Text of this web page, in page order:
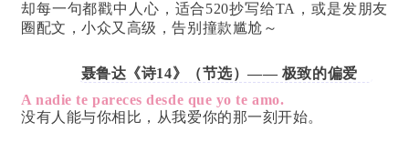
却每一句都戳中人心，适合520抄写给TA，或是发朋友
圈配文，小众又高级，告别撞款尴尬～
聂鲁达《诗14》（节选）—— 极致的偏爱
A nadie te pareces desde que yo te amo.
没有人能与你相比，从我爱你的那一刻开始。